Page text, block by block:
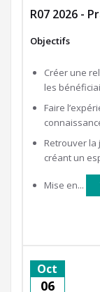
R07 2026 -
Objectifs
Créer une
les
Faire
Retrouver la
créant un
Mise en...
06
Oct